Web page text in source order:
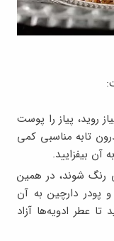
روید، پیاز را پوست
تابه مناسبی کمی
آن بیفزایید.
رنگ شوند، در همین
پودر دارچین به آن
عطر ادویه‌ها آزاد